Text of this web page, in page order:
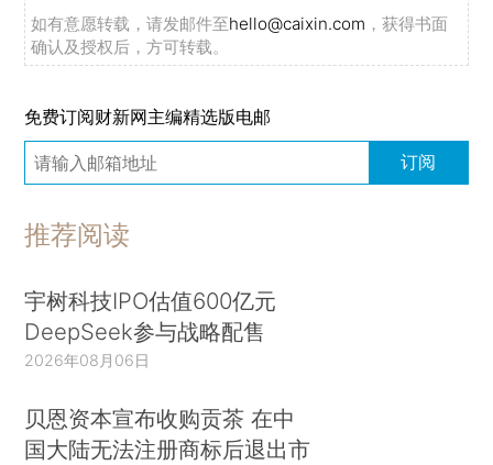
如有意愿转载，请发邮件至hello@caixin.com ，获得书面
确认及授权后，方可转载。
免费订阅财新网主编精选版电邮
订阅
推荐阅读
宇树科技IPO估值600亿元
DeepSeek参与战略配售
2026年08月06日
贝恩资本宣布收购贡茶 在中
国大陆无法注册商标后退出市